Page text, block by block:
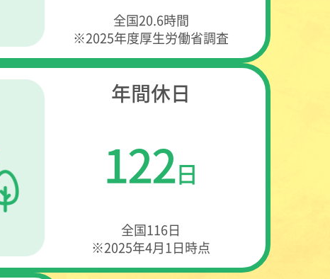
全国20.6時間
※2025年度厚生労働省調査
年間休日
122日
全国116日
※2025年4月1日時点